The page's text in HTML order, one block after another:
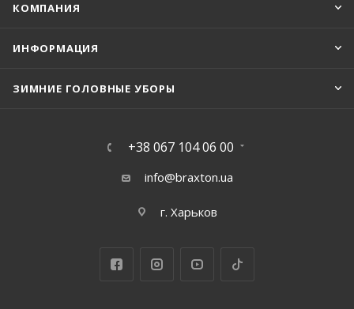
КОМПАНИЯ
ИНФОРМАЦИЯ
ЗИМНИЕ ГОЛОВНЫЕ УБОРЫ
+38 067 104 06 00
info@braxton.ua
г. Харьков